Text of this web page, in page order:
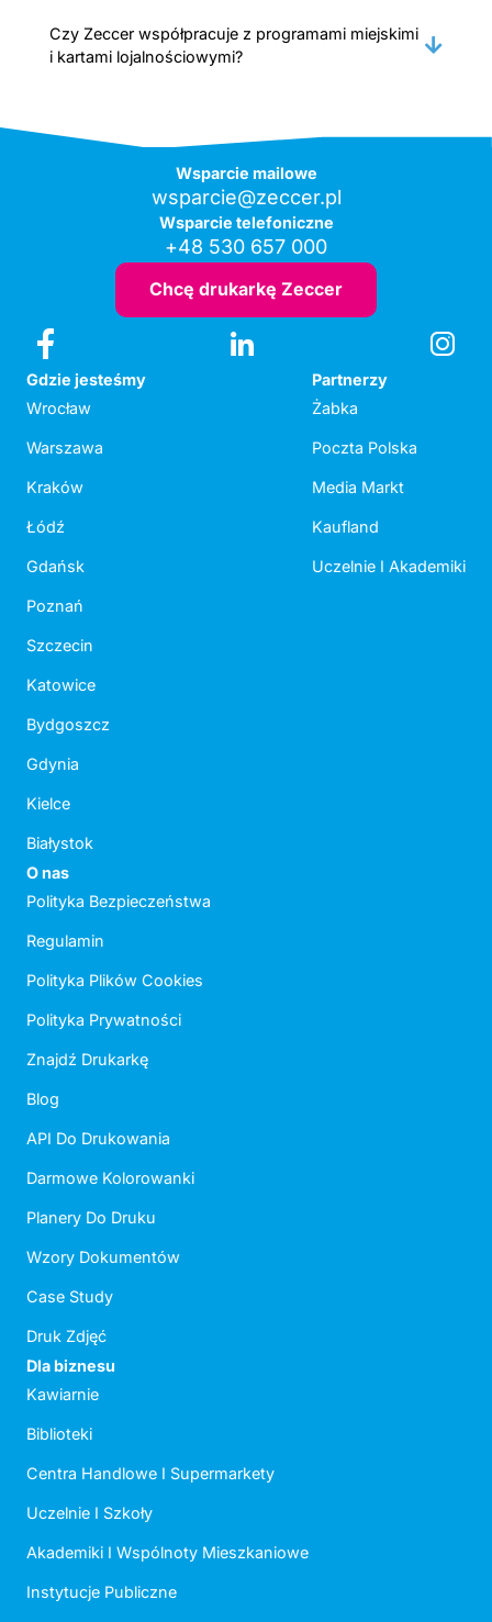
Czy Zeccer współpracuje z programami miejskimi
i kartami lojalnościowymi?
Wsparcie mailowe
wsparcie@zeccer.pl
Wsparcie telefoniczne
+48 530 657 000
Chcę drukarkę Zeccer
Gdzie jesteśmy
Wrocław
Warszawa
Kraków
Łódź
Gdańsk
Poznań
Szczecin
Katowice
Bydgoszcz
Gdynia
Kielce
Białystok
Partnerzy
Żabka
Poczta Polska
Media Markt
Kaufland
Uczelnie I Akademiki
O nas
Polityka Bezpieczeństwa
Regulamin
Polityka Plików Cookies
Polityka Prywatności
Znajdź Drukarkę
Blog
API Do Drukowania
Darmowe Kolorowanki
Planery Do Druku
Wzory Dokumentów
Case Study
Druk Zdjęć
Dla biznesu
Kawiarnie
Biblioteki
Centra Handlowe I Supermarkety
Uczelnie I Szkoły
Akademiki I Wspólnoty Mieszkaniowe
Instytucje Publiczne